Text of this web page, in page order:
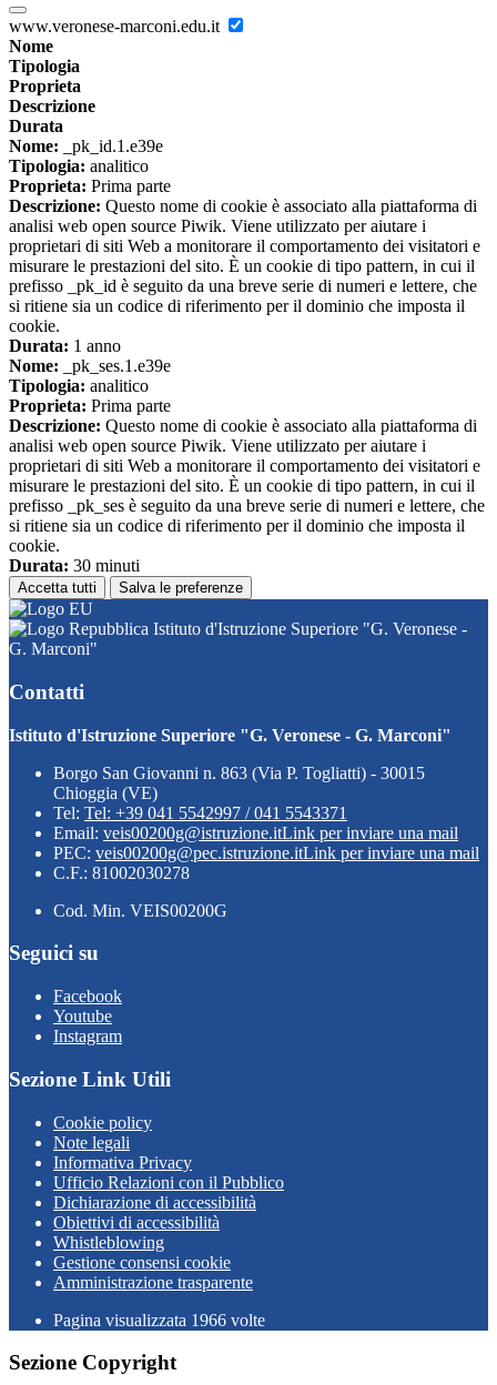
www.veronese-marconi.edu.it
Nome
Tipologia
Proprieta
Descrizione
Durata
Nome: _pk_id.1.e39e
Tipologia: analitico
Proprieta: Prima parte
Descrizione: Questo nome di cookie è associato alla piattaforma di
analisi web open source Piwik. Viene utilizzato per aiutare i
proprietari di siti Web a monitorare il comportamento dei visitatori e
misurare le prestazioni del sito. È un cookie di tipo pattern, in cui il
prefisso _pk_id è seguito da una breve serie di numeri e lettere, che
si ritiene sia un codice di riferimento per il dominio che imposta il
cookie.
Durata: 1 anno
Nome: _pk_ses.1.e39e
Tipologia: analitico
Proprieta: Prima parte
Descrizione: Questo nome di cookie è associato alla piattaforma di
analisi web open source Piwik. Viene utilizzato per aiutare i
proprietari di siti Web a monitorare il comportamento dei visitatori e
misurare le prestazioni del sito. È un cookie di tipo pattern, in cui il
prefisso _pk_ses è seguito da una breve serie di numeri e lettere, che
si ritiene sia un codice di riferimento per il dominio che imposta il
cookie.
Durata: 30 minuti
Accetta tutti Salva le preferenze
Istituto d'Istruzione Superiore "G. Veronese -
G. Marconi"
Contatti
Istituto d'Istruzione Superiore "G. Veronese - G. Marconi"
Borgo San Giovanni n. 863 (Via P. Togliatti) - 30015
Chioggia (VE)
Tel: Tel: +39 041 5542997 / 041 5543371
Email: veis00200g@istruzione.itLink per inviare una mail
PEC: veis00200g@pec.istruzione.itLink per inviare una mail
C.F.: 81002030278
Cod. Min. VEIS00200G
Seguici su
Facebook
Youtube
Instagram
Sezione Link Utili
Cookie policy
Note legali
Informativa Privacy
Ufficio Relazioni con il Pubblico
Dichiarazione di accessibilità
Obiettivi di accessibilità
Whistleblowing
Gestione consensi cookie
Amministrazione trasparente
Pagina visualizzata 1966 volte
Sezione Copyright